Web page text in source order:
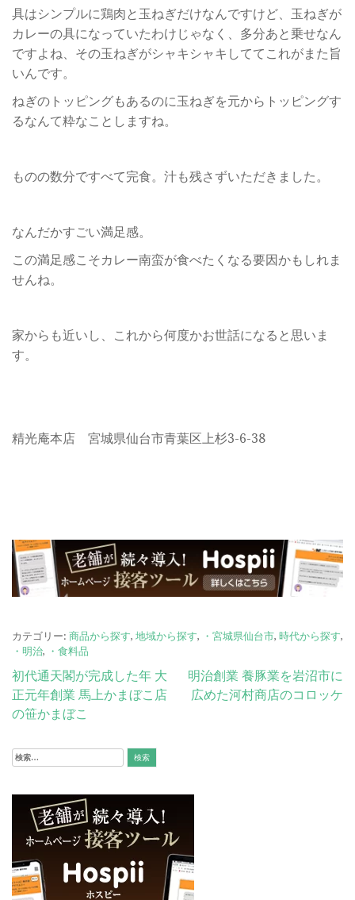
具はシンプルに鶏肉と玉ねぎだけなんですけど、玉ねぎが
カレーの具になっていたわけじゃなく、多分あと乗せなん
ですよね、その玉ねぎがシャキシャキしててこれがまた旨
いんです。
ねぎのトッピングもあるのに玉ねぎを元からトッピングす
るなんて粋なことしますね。
ものの数分ですべて完食。汁も残さずいただきました。
なんだかすごい満足感。
この満足感こそカレー南蛮が食べたくなる要因かもしれま
せんね。
家からも近いし、これから何度かお世話になると思いま
す。
精光庵本店 宮城県仙台市青葉区上杉3-6-38
カテゴリー: 商品から探す, 地域から探す, ・宮城県仙台市, 時代から探す,
・明治, ・食料品
投
稿
ビ
ー
シ
ョ
ン
初代通天閣が完成した年 大
正元年創業 馬上かまぼこ店
の笹かまぼこ
明治創業 養豚業を岩沼市に
広めた河村商店のコロッケ
検